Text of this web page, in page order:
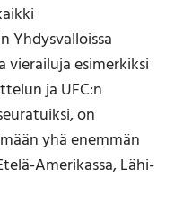
esimerkiksi
ja UFC:n
on
yhä enemmän
Amerikassa, Lähi-